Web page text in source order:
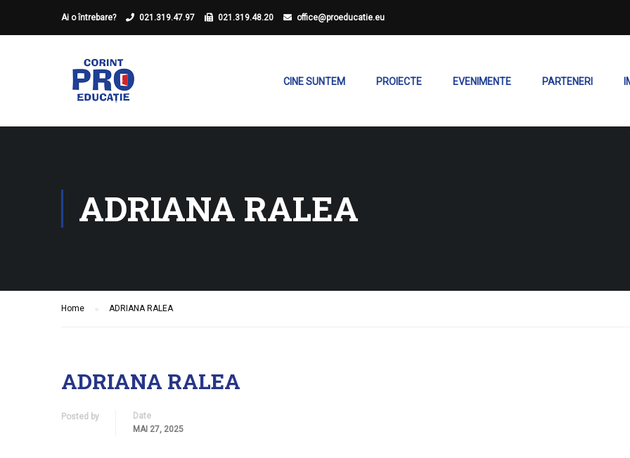
Ai o întrebare? 021.319.47.97 021.319.48.20 office@proeducatie.eu
CINE SUNTEM PROIECTE EVENIMENTE PARTENERI
ADRIANA RALEA
Home ADRIANA RALEA
ADRIANA RALEA
Posted by
Date
MAI 27, 2025